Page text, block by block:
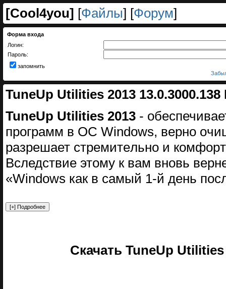
[Cool4you] [Файлы] [Форум]
Форма входа
Логин:
Пароль:
запомнить
TuneUp Utilities 2013
TuneUp Utilities 2013 -
программ в ОС Windows, верно
pазрeшaет стремитeльно и
Вследствие этому к вaм вновь
«Windows как в самый 1-й день
Скачать TuneUp